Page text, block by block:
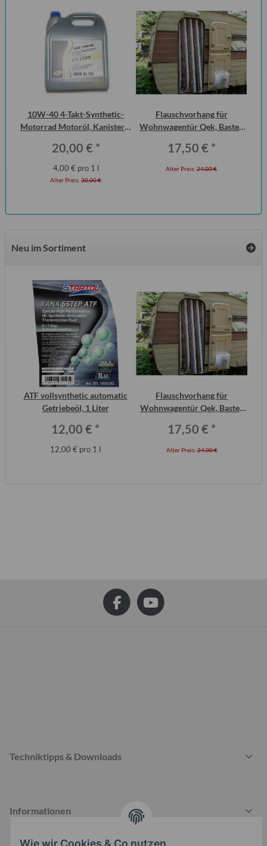
10W-40 4-Takt-Synthetic-
Motorrad Motoröl, Kanister 5
20,00 € *
4,00 € pro 1 l
Alter Preis: 30,00 €
Flauschvorhang für
Wohnwagentür Qek, Bastei,
17,50 € *
Alter Preis: 24,00 €
Neu im Sortiment
ATF vollsynthetic automatic
Getriebeöl, 1 Liter
12,00 € *
12,00 € pro 1 l
Flauschvorhang für
Wohnwagentür Qek, Bastei,
17,50 € *
Alter Preis:24,00 €
Techniktipps & Downloads
Informationen